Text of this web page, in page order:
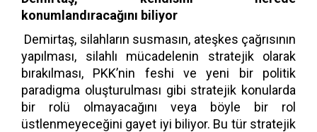
konumlandıracağını biliyor
Demirtaş, silahların susmasın, ateşkes çağrısının
yapılması, silahlı mücadelenin stratejik olarak
bırakılması, PKK’nin feshi ve yeni bir politik
paradigma oluşturulması gibi stratejik konularda
bir rolü olmayacağını veya böyle bir rol
üstlenmeyeceğini gayet iyi biliyor. Bu tür stratejik